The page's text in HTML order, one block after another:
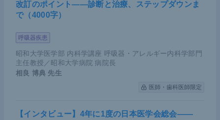
改訂のポイント――診断と治療、ステップダウンま
で（4000字）
呼吸器疾患
昭和大学医学部 内科学講座 呼吸器・アレルギー内科学部門
主任教授／昭和大学病院 病院長
相良 博典 先生
医師・歯科医師限定
【インタビュー】4年に1度の日本医学会総会――